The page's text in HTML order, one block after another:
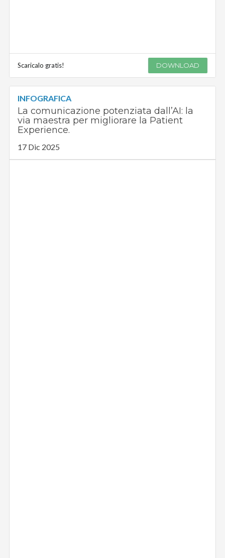
Scaricalo gratis! DOWNLOAD
INFOGRAFICA
La comunicazione potenziata dall’AI: la
via maestra per migliorare la Patient
Experience.
17 Dic 2025